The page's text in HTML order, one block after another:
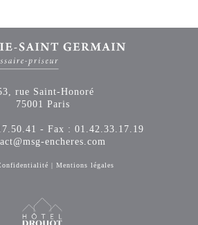
rue Saint-Honoré
75001 Paris
- Fax : 01.42.33.17.19
encheres.com
| Mentions légales